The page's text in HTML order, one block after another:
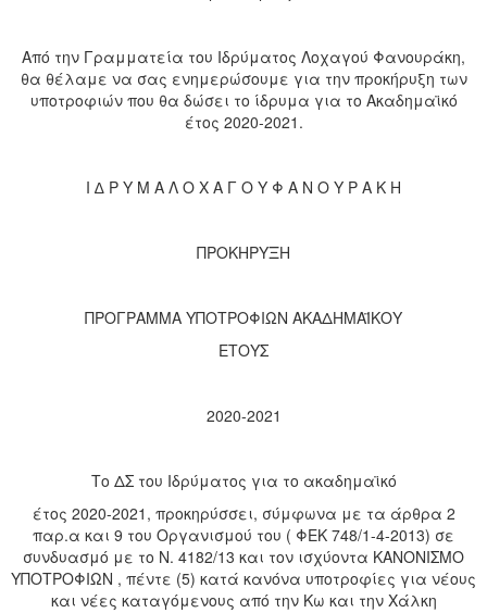
Από την Γραμματεία του Ιδρύματος Λοχαγού Φανουράκη,
θα θέλαμε να σας ενημερώσουμε για την προκήρυξη των
υποτροφιών που θα δώσει το ίδρυμα για το Ακαδημαϊκό
έτος 2020-2021.
Ι ∆ Ρ Υ Μ Α Λ Ο Χ Α Γ Ο Υ Φ Α Ν Ο Υ Ρ Α Κ Η
ΠΡΟΚΗΡΥΞΗ
ΠΡΟΓΡΑΜΜΑ ΥΠΟΤΡΟΦΙΩΝ ΑΚΑΔΗΜΑΪΚΟΥ
ΕΤΟΥΣ
2020-2021
Το ΔΣ του Ιδρύματος για το ακαδημαϊκό
έτος 2020-2021, προκηρύσσει, σύμφωνα με τα άρθρα 2
παρ.α και 9 του Οργανισμού του ( ΦΕΚ 748/1-4-2013) σε
συνδυασμό με το Ν. 4182/13 και τον ισχύοντα ΚΑΝΟΝΙΣΜΟ
ΥΠΟΤΡΟΦΙΩΝ , πέντε (5) κατά κανόνα υποτροφίες για νέους
και νέες καταγόμενους από την Κω και την Χάλκη